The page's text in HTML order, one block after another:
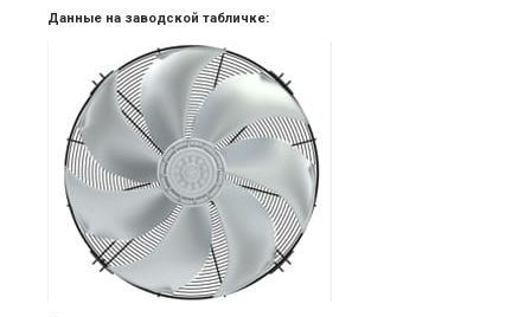
Данные на заводской табличке: